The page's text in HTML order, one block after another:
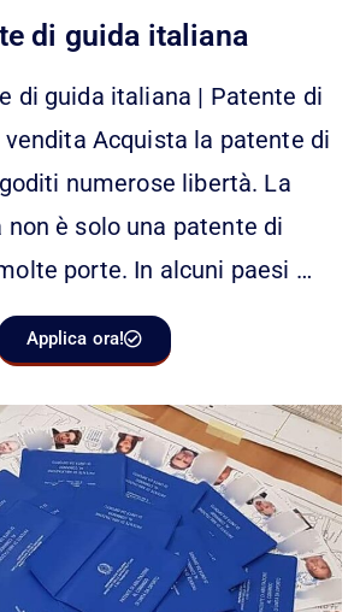
di guida italiana
di guida italiana | Patente di
Acquista la patente di
numerose libertà. La
è solo una patente di
porte. In alcuni paesi …
Applica ora!